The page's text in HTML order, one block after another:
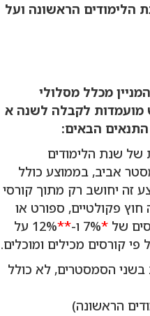
הלימודים הראשונה ועל
מכלל מסלולי
מועמדות לקבלה לשנה א
הבאים:
של שנת הלימודים
אביב, בממוצע כולל
זה יחושב רק מתוך קורסי
חוץ פקולטיים, ספורט או
של *7% ו- **
12% על
פי קורסים מכילים ומוכלים.
זכות בשני הסמסטרים, לא כולל
הראשונה)